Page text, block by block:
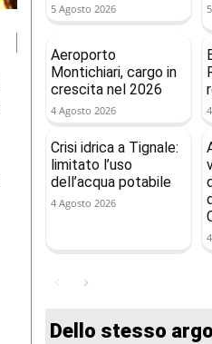
5 Agosto 2026
Aeroporto
Montichiari, cargo in
crescita nel 2026
4 Agosto 2026
Crisi idrica a Tignale:
limitato l’uso
dell’acqua potabile
4 Agosto 2026
Dello stesso